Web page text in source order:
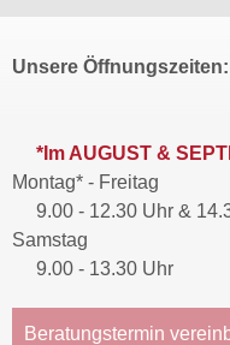
Unsere Öffnungszeiten:
*Im AUGUST &
Montag* - Freitag
9.00 - 12.30 Uhr &
Samstag
9.00 - 13.30 Uhr
Beratungstermin